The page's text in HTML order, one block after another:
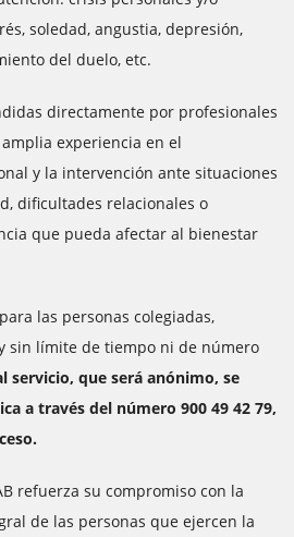
soledad, angustia, depresión,
del duelo, etc.
directamente por profesionales
experiencia en el
y la intervención ante situaciones
dificultades relacionales o
que pueda afectar al bienestar
las personas colegiadas,
sin límite de tiempo ni de número
servicio, que será anónimo, se
a través del número 900 49 42 79,
refuerza su compromiso con la
de las personas que ejercen la